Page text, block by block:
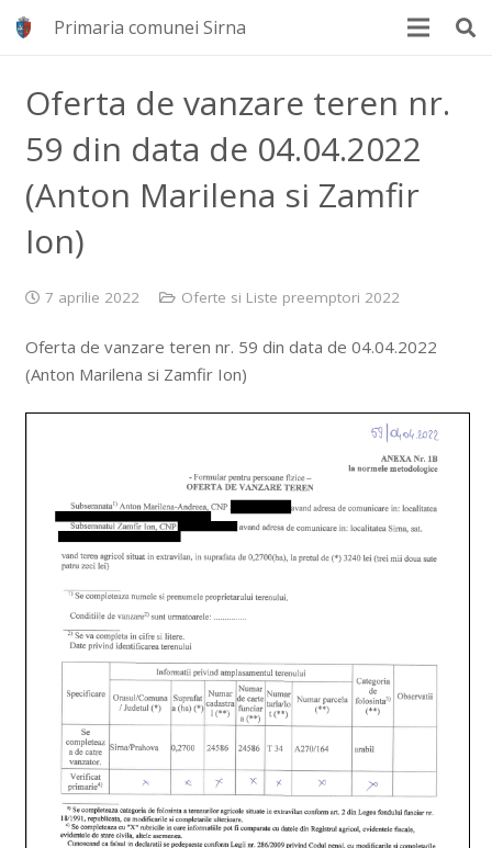
Primaria comunei Sirna
Oferta de vanzare teren nr.
59 din data de 04.04.2022
(Anton Marilena si Zamfir
Ion)
7 aprilie 2022 Oferte si Liste preemptori 2022
Oferta de vanzare teren nr. 59 din data de 04.04.2022
(Anton Marilena si Zamfir Ion)